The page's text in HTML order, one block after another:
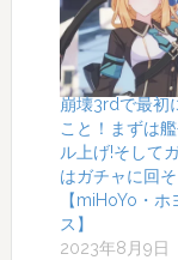
崩壊3rdで最初
こと！まずは
ル上げ!そして
はガチャに回そ
【miHoYo・ホ
ス】
2023年8月9日